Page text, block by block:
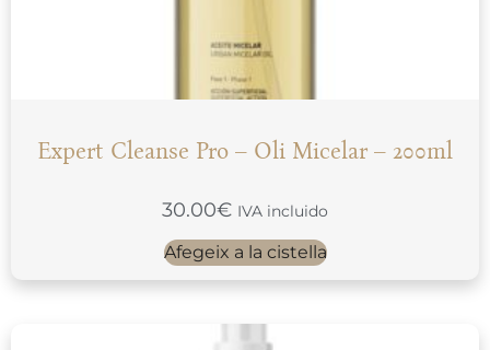
Expert Cleanse Pro – Oli Micelar – 200ml
30.00€ IVA incluido
Afegeix a la cistella